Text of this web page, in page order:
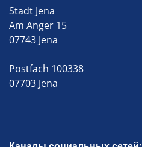
Stadt Jena
Am Anger 15
07743 Jena
Postfach 100338
07703 Jena